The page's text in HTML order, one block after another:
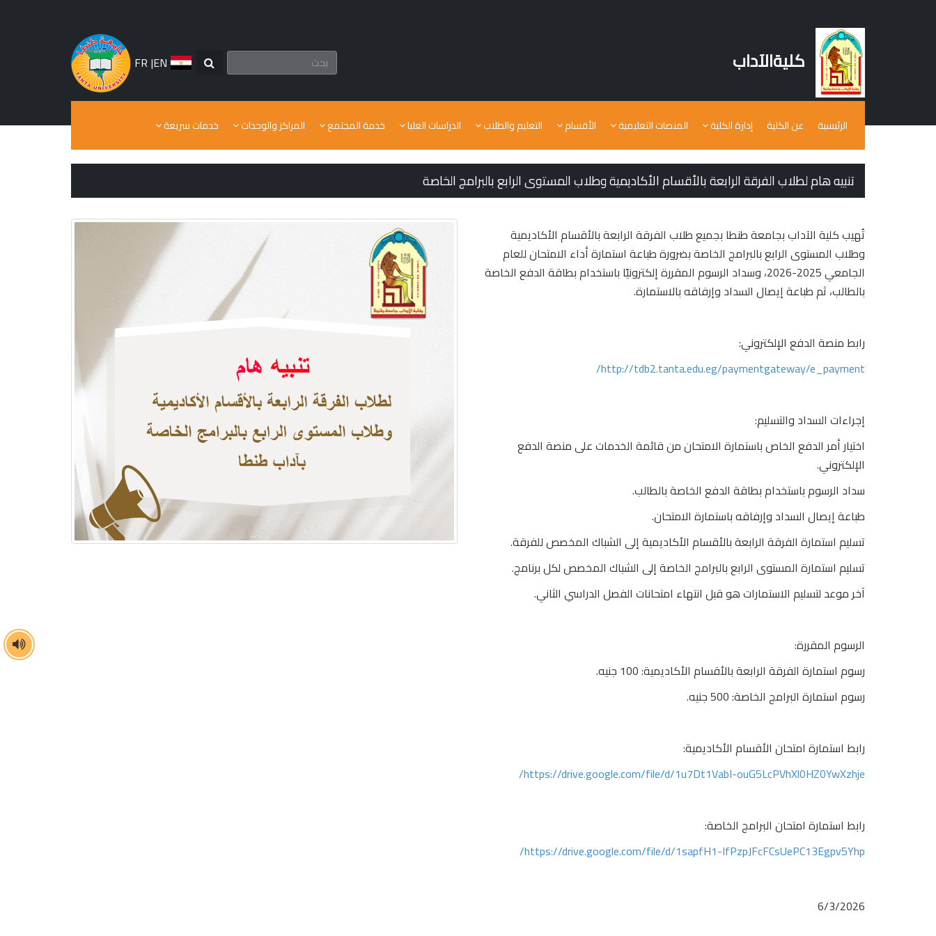
كليةالآداب EN
|
FR
الرئيسية عن الكلية إدارة الكلية المنصات التعليمية الأقسام التعليم والطلاب الدراسات العليا خدمة المجتمع المراكز والوحدات خدمات سريعة
تنبيه هام لطلاب الفرقة الرابعة بالأقسام الأكاديمية وطلاب المستوى الرابع بالبرامج الخاصة
تُهيب كلية الآداب بجامعة طنطا بجميع طلاب الفرقة الرابعة بالأقسام الأكاديمية
وطلاب المستوى الرابع بالبرامج الخاصة بضرورة طباعة استمارة أداء الامتحان للعام
الجامعي 2025-2026، وسداد الرسوم المقررة إلكترونيًا باستخدام بطاقة الدفع الخاصة
بالطالب، ثم طباعة إيصال السداد وإرفاقه بالاستمارة.
رابط منصة الدفع الإلكتروني:
http://tdb2.tanta.edu.eg/paymentgateway/e_payment/
إجراءات السداد والتسليم:
اختيار أمر الدفع الخاص باستمارة الامتحان من قائمة الخدمات على منصة الدفع
الإلكتروني.
سداد الرسوم باستخدام بطاقة الدفع الخاصة بالطالب.
طباعة إيصال السداد وإرفاقه باستمارة الامتحان.
تسليم استمارة الفرقة الرابعة بالأقسام الأكاديمية إلى الشباك المخصص للفرقة.
تسليم استمارة المستوى الرابع بالبرامج الخاصة إلى الشباك المخصص لكل برنامج.
آخر موعد لتسليم الاستمارات هو قبل انتهاء امتحانات الفصل الدراسي الثاني.
الرسوم المقررة:
رسوم استمارة الفرقة الرابعة بالأقسام الأكاديمية: 100 جنيه.
رسوم استمارة البرامج الخاصة: 500 جنيه.
رابط استمارة امتحان الأقسام الأكاديمية:
https://drive.google.com/file/d/1u7Dt1VabI-ouG5LcPVhXl0HZ0YwXzhje/
رابط استمارة امتحان البرامج الخاصة:
https://drive.google.com/file/d/1sapfH1-IfPzpJFcFCsUePC13Egpv5Yhp/
6/3/2026